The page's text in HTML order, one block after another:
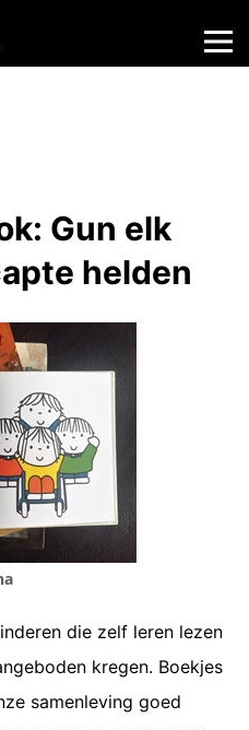
Gun elk
helden
die zelf leren lezen
kregen. Boekjes
samenleving goed